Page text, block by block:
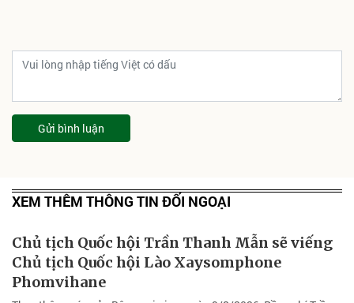
Gửi bình luận
XEM THÊM THÔNG TIN ĐỐI NGOẠI
Chủ tịch Quốc hội Trần Thanh Mẫn sẽ viếng
Chủ tịch Quốc hội Lào Xaysomphone
Phomvihane